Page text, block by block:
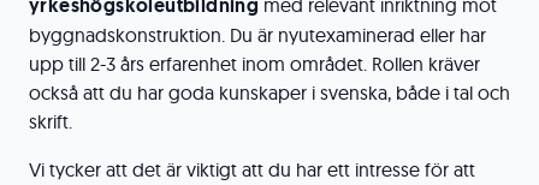
yrkeshögskoleutbildning med relevant inriktning mot
byggnadskonstruktion. Du är nyutexaminerad eller har
upp till 2-3 års erfarenhet inom området. Rollen kräver
också att du har goda kunskaper i svenska, både i tal och
skrift.
Vi tycker att det är viktigt att du har ett intresse för att